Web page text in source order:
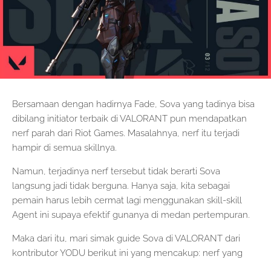
Bersamaan dengan hadirnya Fade, Sova yang tadinya bisa
dibilang initiator terbaik di VALORANT pun mendapatkan
nerf parah dari Riot Games. Masalahnya, nerf itu terjadi
hampir di semua skillnya.
Namun, terjadinya nerf tersebut tidak berarti Sova
langsung jadi tidak berguna. Hanya saja, kita sebagai
pemain harus lebih cermat lagi menggunakan skill-skill
Agent ini supaya efektif gunanya di medan pertempuran.
Maka dari itu, mari simak guide Sova di VALORANT dari
kontributor YODU berikut ini yang mencakup: nerf yang